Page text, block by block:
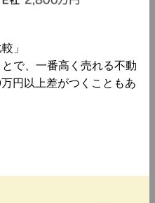
」
で、一番高く売れる不動
円以上差がつくこともあ